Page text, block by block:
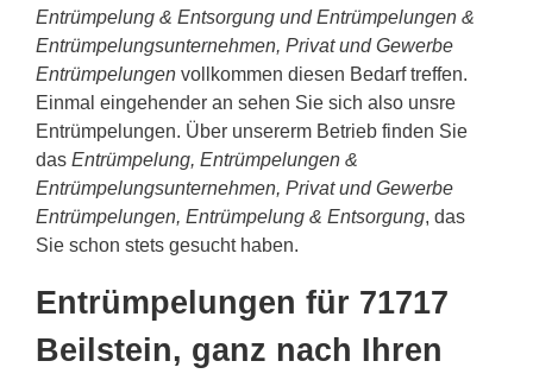
Entrümpelung & Entsorgung und Entrümpelungen &
Entrümpelungsunternehmen, Privat und Gewerbe
Entrümpelungen vollkommen diesen Bedarf treffen.
Einmal eingehender an sehen Sie sich also unsre
Entrümpelungen. Über unsererm Betrieb finden Sie
das Entrümpelung, Entrümpelungen &
Entrümpelungsunternehmen, Privat und Gewerbe
Entrümpelungen, Entrümpelung & Entsorgung, das
Sie schon stets gesucht haben.
Entrümpelungen für 71717
Beilstein, ganz nach Ihren